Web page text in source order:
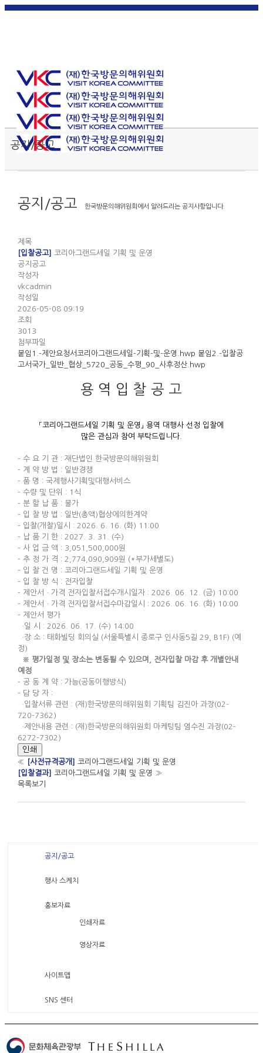
공지/공고
공지/공고 한국방문의해위원회에서 알려드리는 공지사항입니다.
제목
[입찰공고] 코리아그랜드세일 기획 및 운영
공지공고
작성자
vkcadmin
작성일
2026-05-08 09:19
조회
3013
첨부파일
붙임1.-제안요청서코리아그랜드세일-기획-및-운영.hwp 붙임2.-입찰공
고서국가_일반_협상_5720_공동_수평_90_사후정산.hwp
용 역 입 찰 공 고
「코리아그랜드세일 기획 및 운영」 용역 대행사 선정 입찰에
많은 관심과 참여 부탁드립니다.
- 수 요 기 관 : 재단법인 한국방문의해위원회
- 계 약 방 법 : 일반경쟁
- 품 명 : 국제행사기획및대행서비스
- 수량 및 단위 : 1식
- 분 할 납 품 : 불가
- 입 찰 방 법 : 일반(총액)협상에의한계약
- 입찰(개찰)일시 : 2026. 6. 16. (화) 11:00
- 납 품 기 한 : 2027. 3. 31. (수)
- 사 업 금 액 : 3,051,500,000원
- 추 정 가 격 : 2,774,090,909원 (*부가세별도)
- 입 찰 건 명 : 코리아그랜드세일 기획 및 운영
- 입 찰 방 식 : 전자입찰
- 제안서ㆍ가격 전자입찰서접수개시일자 : 2026. 06. 12. (금) 10:00
- 제안서ㆍ가격 전자입찰서접수마감일시 : 2026. 06. 16. (화) 10:00
- 제안서 평가
·일 시 : 2026. 06. 17. (수) 14:00
·장 소 : 태화빌딩 회의실 (서울특별시 종로구 인사동5길 29, B1F) (예
정)
※ 평가일정 및 장소는 변동될 수 있으며, 전자입찰 마감 후 개별안내
예정
- 공 동 계 약 : 가능(공동이행방식)
- 담 당 자 :
·입찰서류 관련 : (재)한국방문의해위원회 기획팀 김진아 과장(02-
720-7362)
·제안내용 관련 : (재)한국방문의해위원회 마케팅팀 염수진 과장(02-
6272-7302)
인쇄
«
[사전규격공개] 코리아그랜드세일 기획 및 운영
[입찰결과] 코리아그랜드세일 기획 및 운영 »
목록보기
공지/공고
행사 스케치
홍보자료
인쇄자료
영상자료
사이트맵
SNS 센터